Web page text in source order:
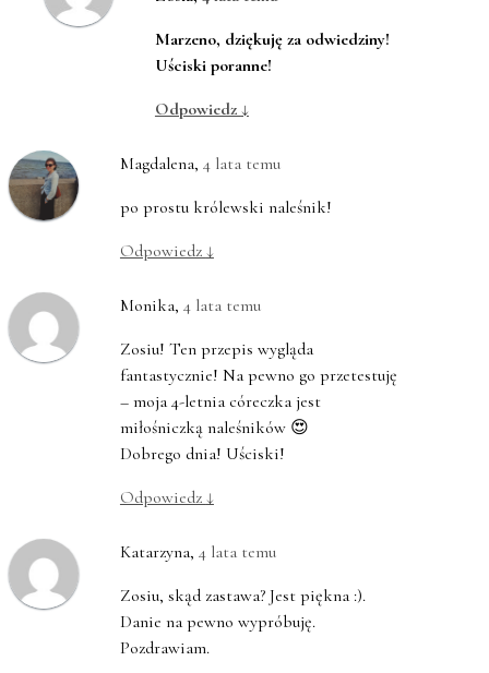
Marzeno, dziękuję za odwiedziny!
Uściski poranne!
Odpowiedz ↓
Magdalena, 4 lata temu
po prostu królewski naleśnik!
Odpowiedz ↓
Monika, 4 lata temu
Zosiu! Ten przepis wygląda
fantastycznie! Na pewno go przetestuję
– moja 4-letnia córeczka jest
miłośniczką naleśników 😍
Dobrego dnia! Uściski!
Odpowiedz ↓
Katarzyna, 4 lata temu
Zosiu, skąd zastawa? Jest piękna :).
Danie na pewno wypróbuję.
Pozdrawiam.